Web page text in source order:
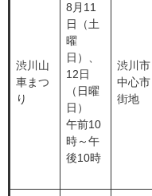
渋川山
車まつ
り
8月11
日（土
曜
日）、
12日
（日曜
日）
午前10
時～午
後10時
渋川市
中心市
街地